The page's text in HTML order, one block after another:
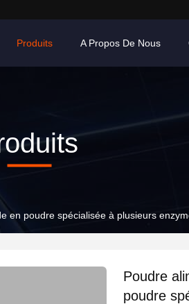
Produits A Propos De Nous
en poudre spécialisée à plusieurs
Poudre
poudre